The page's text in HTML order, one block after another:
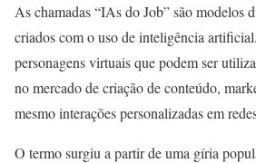
As chamadas “IAs do Job” são modelos
criados com o uso de inteligência
personagens virtuais que podem ser
no mercado de criação de conteúdo,
mesmo interações personalizadas em
O termo surgiu a partir de uma gíria